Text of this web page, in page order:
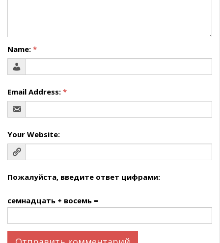
Name: *
Email Address: *
Your Website:
Пожалуйста, введите ответ цифрами:
семнадцать + восемь =